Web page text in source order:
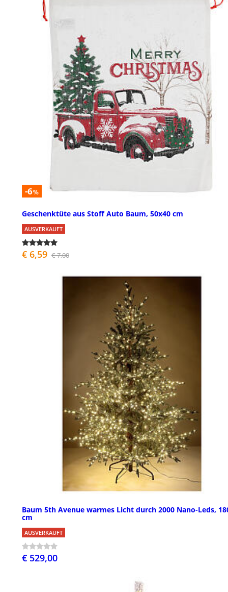
-6%
Geschenktüte aus Stoff Auto Baum, 50x40 cm
AUSVERKAUFT
€ 6,59 € 7,00
Baum 5th Avenue warmes Licht durch 2000 Nano-Leds,
cm
AUSVERKAUFT
€ 529,00